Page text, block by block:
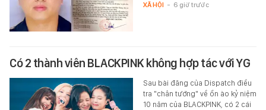
XÃ HỘI - 6 giờ trước
Có 2 thành viên BLACKPINK không hợp tác với YG
Sau bài đăng của Dispatch điều
tra "chân tướng" về ồn ào kỷ niệm
10 năm của BLACKPINK, có 2 cái